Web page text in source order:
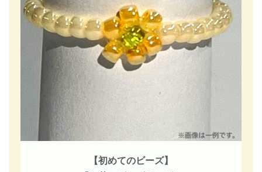
【初めてのビーズ】